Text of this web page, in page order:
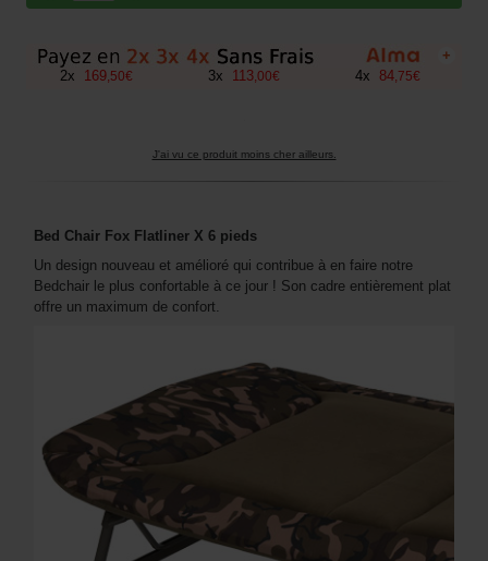
+
2x 169, 50€ 3x 113, 00€ 4x 84, 75€
J'ai vu ce produit moins cher ailleurs.
Bed Chair Fox Flatliner X 6 pieds
Un design nouveau et amélioré qui contribue à en faire notre
Bedchair le plus confortable à ce jour ! Son cadre entièrement plat
offre un maximum de confort.